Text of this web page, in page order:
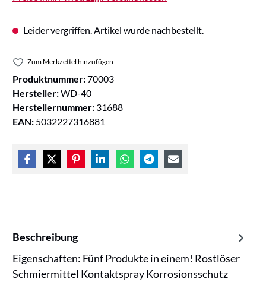
Leider vergriffen. Artikel wurde nachbestellt.
Zum Merkzettel hinzufügen
Produktnummer:70003
Hersteller:WD-40
Herstellernummer: 31688
EAN: 5032227316881
Beschreibung
Eigenschaften: Fünf Produkte in einem! Rostlöser
Schmiermittel Kontaktspray Korrosionsschutz